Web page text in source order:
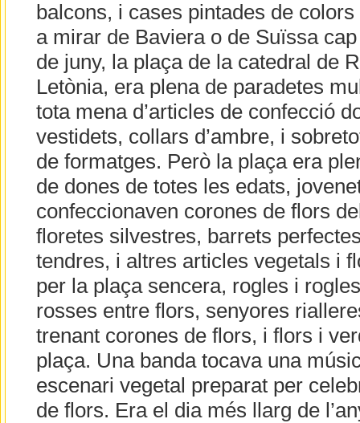
balcons, i cases pintades de
a mirar de Baviera o de Suïssa
de juny, la plaça de la catedral de
Letònia, era plena de paradetes
tota mena d’articles de confecció
vestidets, collars d’ambre, i
de formatges. Però la plaça era
de dones de totes les edats,
confeccionaven corones de flors
floretes silvestres, barrets
tendres, i altres articles vegetals i
per la plaça sencera, rogles i
rosses entre flors, senyores
trenant corones de flors, i flors i
plaça. Una banda tocava una
escenari vegetal preparat per
de flors. Era el dia més llarg de